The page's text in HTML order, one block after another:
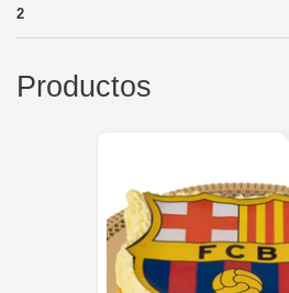
2
Productos